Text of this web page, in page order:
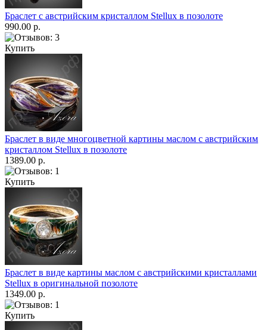
Браслет с австрийским кристаллом Stellux в позолоте
990.00 р.
Купить
Браслет в виде многоцветной картины маслом с австрийским
кристаллом Stellux в позолоте
1389.00 р.
Купить
Браслет в виде картины маслом с австрийскими кристаллами
Stellux в оригинальной позолоте
1349.00 р.
Купить